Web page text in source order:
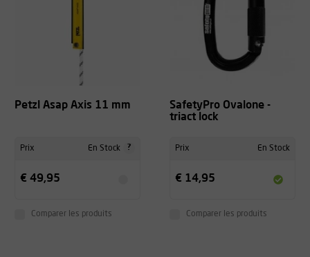
Petzl Asap Axis 11 mm
Prix En Stock ?
€ 49,95
Comparer les produits
SafetyPro Ovalone -
triact lock
Prix En Stock
€ 14,95
Comparer les produits